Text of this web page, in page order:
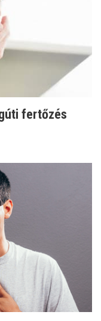
fertőzés